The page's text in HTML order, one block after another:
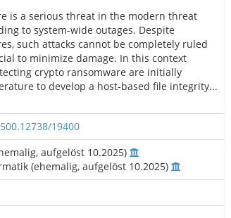
is a serious threat in the modern threat
to system-wide outages. Despite
such attacks cannot be completely ruled
to minimize damage. In this context
crypto ransomware are initially
to develop a host-based file integrity...
19400
aufgelöst 10.2025)
(ehemalig, aufgelöst 10.2025)